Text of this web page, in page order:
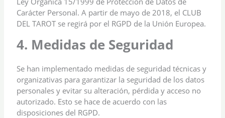
Carácter Personal. A partir de mayo de 2018, el CLUB
DEL TAROT se regirá por el RGPD de la Unión Europea.
4. Medidas de Seguridad
Se han implementado medidas de seguridad técnicas y
organizativas para garantizar la seguridad de los datos
personales y evitar su alteración, pérdida y acceso no
autorizado. Esto se hace de acuerdo con las
disposiciones del RGPD.